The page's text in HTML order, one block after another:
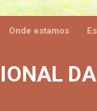
Onde estamos